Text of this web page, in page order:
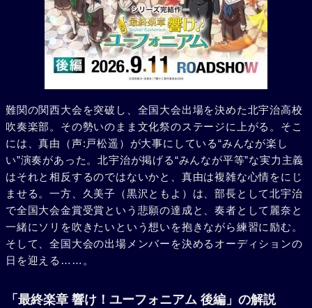
難関の関西大会を突破し、全国大会出場を決めた北宇治高校
吹奏楽部。その勢いのまま文化祭のステージに上がる。そこ
には、真由（声:戸松遥）が大事にしている“みんなが楽し
い”演奏があった。北宇治が掲げる“みんなが平等”な実力主義
はそれと相反するのではないかと、真由は複雑な心情をにじ
ませる。一方、久美子（黒沢ともよ）は、部長として北宇治
で全国大会金賞受賞という悲願の達成と、奏者として麗奈と
一緒にソリを吹きたいという想いを抱きながら練習に励む。
そして、全国大会の出場メンバーを決めるオーディションの
日を迎える……。
「最終楽章 響け！ユーフォニアム 後編」の解説